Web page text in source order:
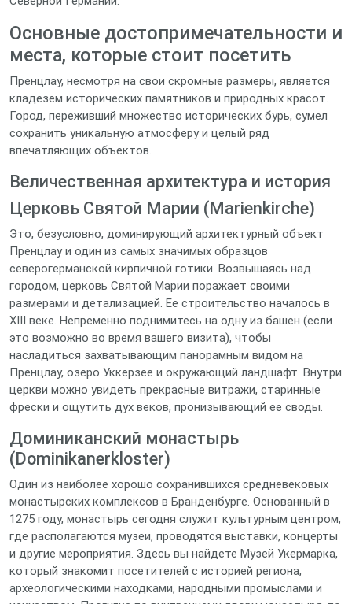
Основные достопримечательности и
места, которые стоит посетить
Пренцлау, несмотря на свои скромные размеры, является
кладезем исторических памятников и природных красот.
Город, переживший множество исторических бурь, сумел
сохранить уникальную атмосферу и целый ряд
впечатляющих объектов.
Величественная архитектура и история
Церковь Святой Марии (Marienkirche)
Это, безусловно, доминирующий архитектурный объект
Пренцлау и один из самых значимых образцов
северогерманской кирпичной готики. Возвышаясь над
городом, церковь Святой Марии поражает своими
размерами и детализацией. Ее строительство началось в
XIII веке. Непременно поднимитесь на одну из башен (если
это возможно во время вашего визита), чтобы
насладиться захватывающим панорамным видом на
Пренцлау, озеро Уккерзее и окружающий ландшафт. Внутри
церкви можно увидеть прекрасные витражи, старинные
фрески и ощутить дух веков, пронизывающий ее своды.
Доминиканский монастырь
(Dominikanerkloster)
Один из наиболее хорошо сохранившихся средневековых
монастырских комплексов в Бранденбурге. Основанный в
1275 году, монастырь сегодня служит культурным центром,
где располагаются музеи, проводятся выставки, концерты
и другие мероприятия. Здесь вы найдете Музей Укермарка,
который знакомит посетителей с историей региона,
археологическими находками, народными промыслами и